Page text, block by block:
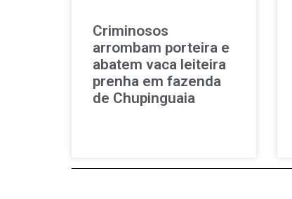
Criminosos
arrombam porteira e
abatem vaca leiteira
prenha em fazenda
de Chupinguaia